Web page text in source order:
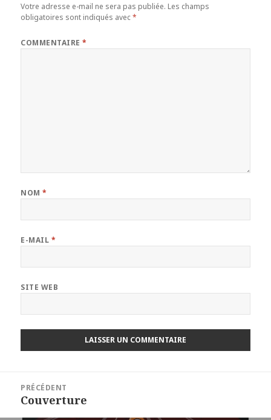
Votre adresse e-mail ne sera pas publiée. Les champs
obligatoires sont indiqués avec*
COMMENTAIRE*
NOM*
E-MAIL *
SITE WEB
l’article
PRÉCÉDENT
Article
précédent :
Couverture